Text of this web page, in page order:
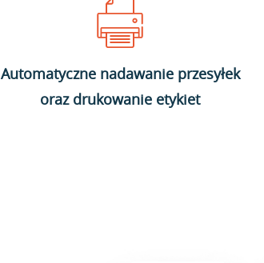
Automatyczne nadawanie przesyłek
oraz drukowanie etykiet